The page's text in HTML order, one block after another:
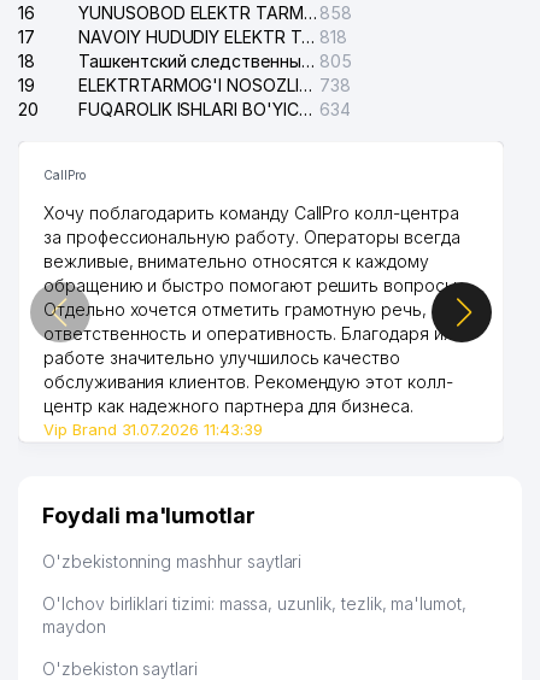
16
YUNUSOBOD ELEKTR TARMOG'I NOSOZLIKLARI XIZMATI 858
17
NAVOIY HUDUDIY ELEKTR TARMOQLARI KORXONASI AJ 818
18
Ташкентский следственный изолятор 805
19
ELEKTRTARMOG'I NOSOZLIKLARINI TO'ZATISH SERGELI XIZMATI 738
20
FUQAROLIK ISHLARI BO'YICHA UCH-TEPA TUMANI SUDI 634
CallPro
Хочу поблагодарить команду CallPro колл-центра
за профессиональную работу. Операторы всегда
вежливые, внимательно относятся к каждому
обращению и быстро помогают решить вопросы.
Отдельно хочется отметить грамотную речь,
ответственность и оперативность. Благодаря их
работе значительно улучшилось качество
обслуживания клиентов. Рекомендую этот колл-
центр как надежного партнера для бизнеса.
Vip Brand 31.07.2026 11:43:39
Foydali ma'lumotlar
O'zbekistonning mashhur saytlari
O'lchov birliklari tizimi: massa, uzunlik, tezlik, ma'lumot,
maydon
O'zbekiston saytlari